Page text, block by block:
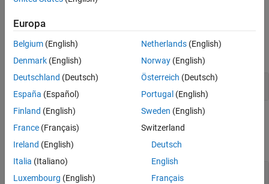
propiedades y, luego,
Bloques
Verificar requisitos de diseño
Funciones
expandir todo
Verificar requisitos de diseño
Europa
Belgium (English)
Denmark (English)
Deutschland (Deutsch)
España (Español)
Finland (English)
France (Français)
Ireland (English)
Italia (Italiano)
Luxembourg (English)
Netherlands(English)
Norway(English)
Österreich (Deutsch)
Portugal (English)
Sweden (English)
Switzerland
Deutsch
English
Français